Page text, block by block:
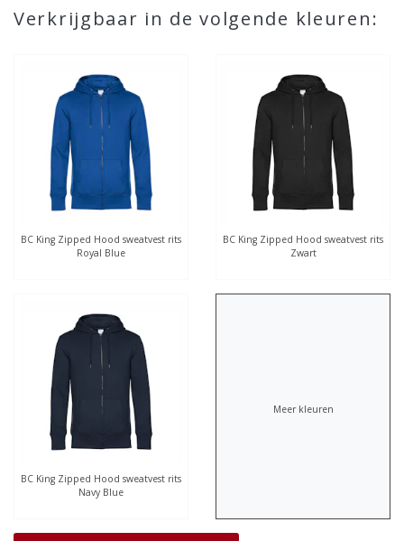
Verkrijgbaar in de volgende kleuren:
BC King Zipped Hood sweatvest rits
Royal Blue
BC King Zipped Hood sweatvest rits
Zwart
BC King Zipped Hood sweatvest rits
Navy Blue
Meer kleuren